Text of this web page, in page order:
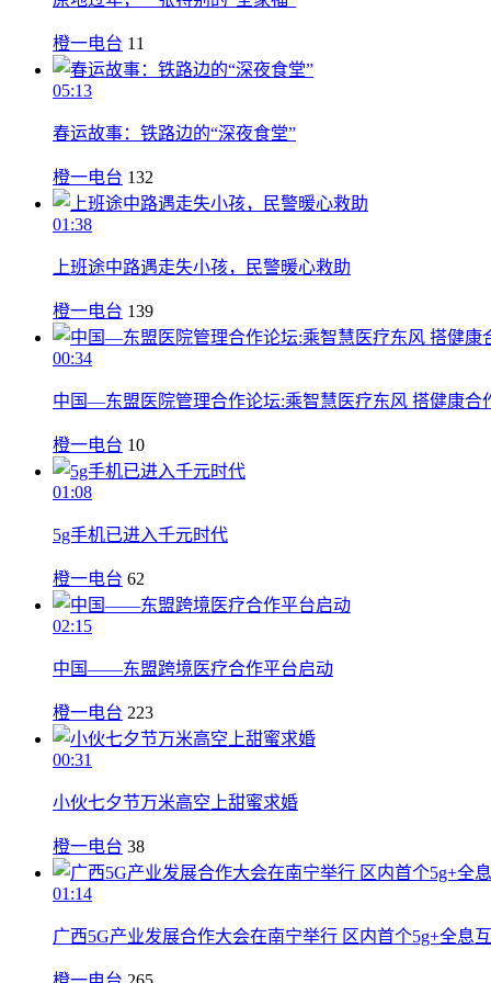
橙一电台 11
05:13
春运故事：铁路边的“深夜食堂”
橙一电台 132
01:38
上班途中路遇走失小孩，民警暖心救助
橙一电台 139
00:34
中国—东盟医院管理合作论坛:乘智慧医疗东风 搭健康合
橙一电台 10
01:08
5g手机已进入千元时代
橙一电台 62
02:15
中国——东盟跨境医疗合作平台启动
橙一电台 223
00:31
小伙七夕节万米高空上甜蜜求婚
橙一电台 38
01:14
广西5G产业发展合作大会在南宁举行 区内首个5g+全息